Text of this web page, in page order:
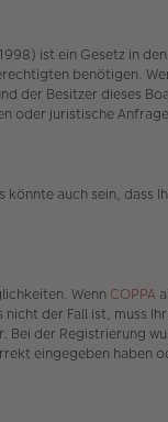
ist ein Gesetz in
benötigen.
der Besitzer dieses
oder juristische
auch sein, dass
Wenn COPPA
nicht der Fall ist, muss
Bei der Registrierung
eingegeben haben